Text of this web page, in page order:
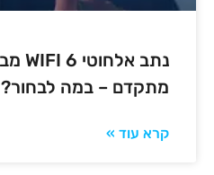
מתקדם – במה לבחור?
קרא עוד »